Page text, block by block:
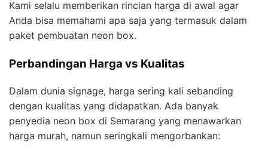
Kami selalu memberikan rincian harga di awal agar
Anda bisa memahami apa saja yang termasuk dalam
paket pembuatan neon box.
Perbandingan Harga vs Kualitas
Dalam dunia signage, harga sering kali sebanding
dengan kualitas yang didapatkan. Ada banyak
penyedia neon box di Semarang yang menawarkan
harga murah, namun seringkali mengorbankan: